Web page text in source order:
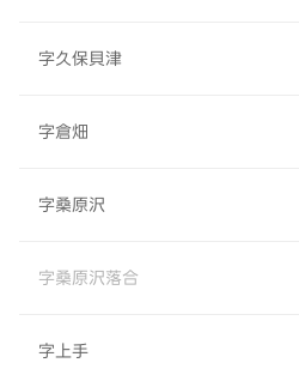
字久保貝津
字倉畑
字桑原沢
字桑原沢落合
字上手